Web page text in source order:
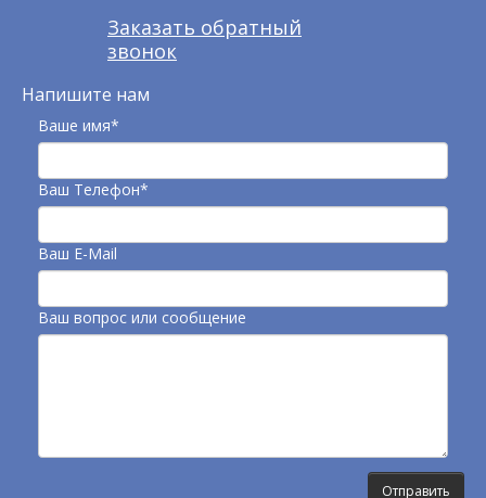
Заказать обратный
звонок
Напишите нам
Ваше имя*
Ваш Телефон*
Ваш E-Mail
Ваш вопрос или сообщение